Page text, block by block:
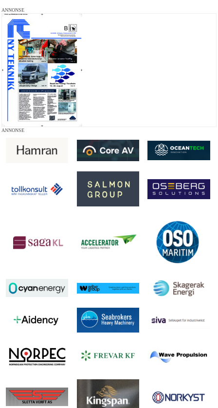
ANNONSE
ANNONSE